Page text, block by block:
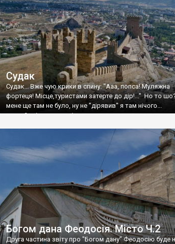
Судак
Судак... Вже чую крики в спину: "Ааа, попса! Муляжна
фортеця! Місце,туристами затерте до дір!..." Но то
мене ще там не було, ну не "дірявив" я там нічого...
принаймні до цього літа.
Богом дана Феодосія. Місто Ч.2
Друга частина звіту про "Богом дану" Феодосію буде